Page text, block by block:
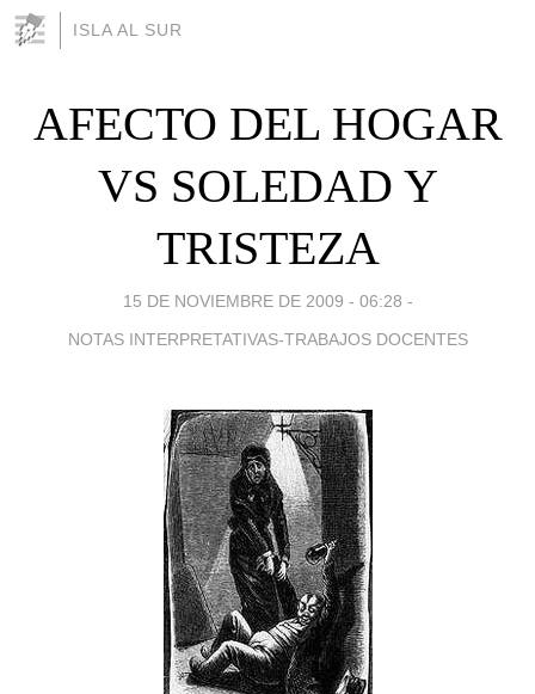
ISLA AL SUR
AFECTO DEL HOGAR
VS SOLEDAD Y
TRISTEZA
15 DE NOVIEMBRE DE 2009 - 06:28 -
NOTAS INTERPRETATIVAS-TRABAJOS DOCENTES